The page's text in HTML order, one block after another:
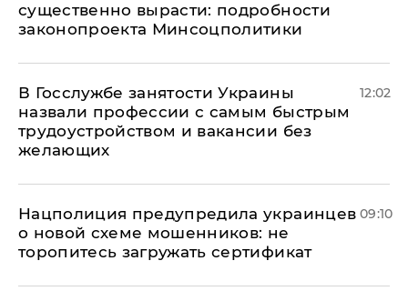
существенно вырасти: подробности
законопроекта Минсоцполитики
В Госслужбе занятости Украины
назвали профессии с самым быстрым
трудоустройством и вакансии без
желающих
12:02
Нацполиция предупредила украинцев
о новой схеме мошенников: не
торопитесь загружать сертификат
09:10